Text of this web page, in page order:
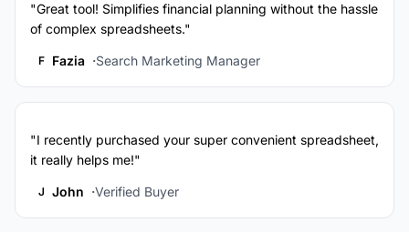
"Great tool! Simplifies financial planning without the hassle
of complex spreadsheets."
F Fazia Search Marketing Manager
"I recently purchased your super convenient spreadsheet,
it really helps me!"
J John Verified Buyer